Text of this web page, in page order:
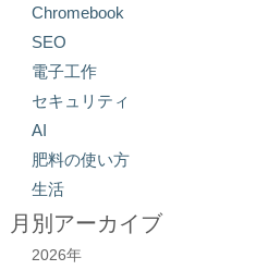
Chromebook
SEO
電子工作
セキュリティ
AI
肥料の使い方
生活
月別アーカイブ
2026年